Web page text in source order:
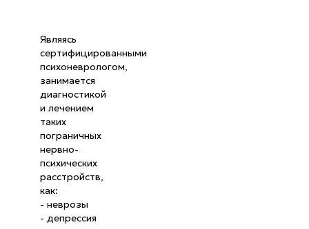
Являясь
сертифицированными
психоневрологом,
занимается
диагностикой
и лечением
таких
пограничных
нервно-
психических
расстройств,
как:
- неврозы
- депрессия